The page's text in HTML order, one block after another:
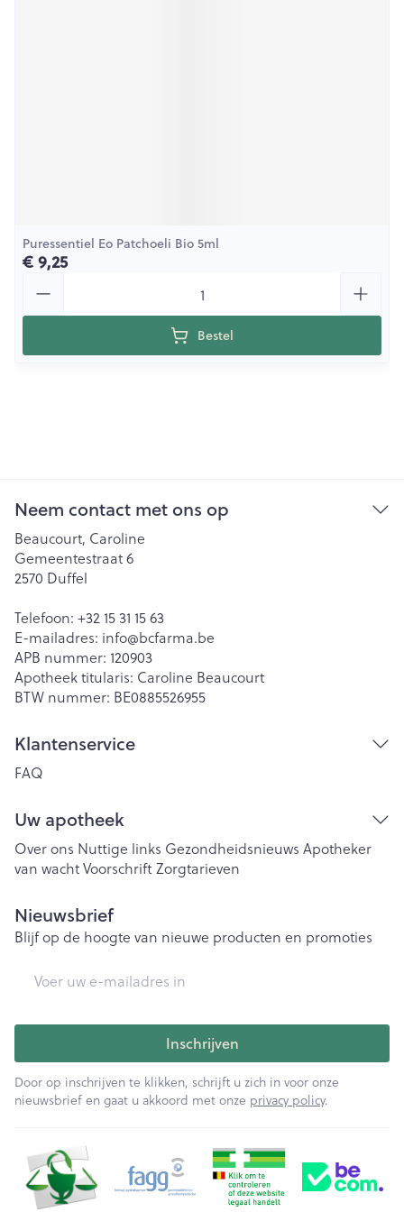
Puressentiel Eo Patchoeli Bio 5ml
€ 9,25
Bestel
Neem contact met ons op
Beaucourt, Caroline
Gemeentestraat 6
2570 Duffel
Telefoon: +32 15 31 15 63
E-mailadres: info@bcfarma.be
APB nummer: 120903
Apotheek titularis: Caroline Beaucourt
BTW nummer: BE0885526955
Klantenservice
FAQ
Uw apotheek
Over ons Nuttige links Gezondheidsnieuws Apotheker
van wachtVoorschriftZorgtarieven
Nieuwsbrief
Blijf op de hoogte van nieuwe producten en promoties
Inschrijven
Door op inschrijven te klikken, schrijft u zich in voor onze
nieuwsbrief en gaat u akkoord met onze privacy policy.